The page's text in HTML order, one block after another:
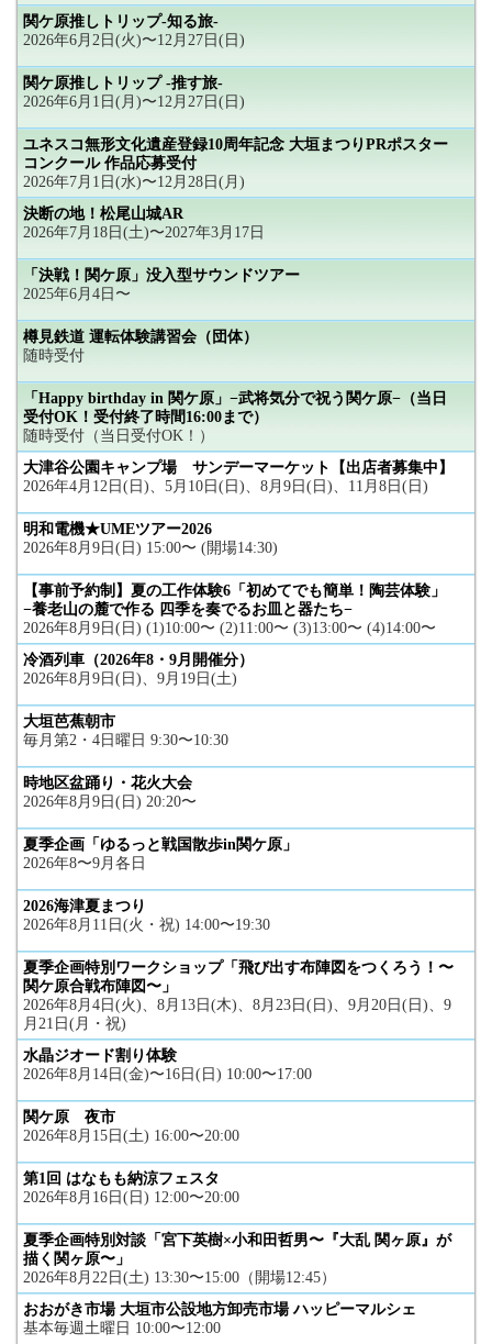
関ケ原推しトリップ-知る旅-
2026年6月2日(火)〜12月27日(日)
関ケ原推しトリップ -推す旅-
2026年6月1日(月)〜12月27日(日)
ユネスコ無形文化遺産登録10周年記念 大垣まつりPRポスター
コンクール 作品応募受付
2026年7月1日(水)〜12月28日(月)
決断の地！松尾山城AR
2026年7月18日(土)〜2027年3月17日
「決戦！関ケ原」没入型サウンドツアー
2025年6月4日〜
樽見鉄道 運転体験講習会（団体）
随時受付
「Happy birthday in 関ケ原」−武将気分で祝う関ケ原−（当日
受付OK！受付終了時間16:00まで）
随時受付（当日受付OK！）
大津谷公園キャンプ場 サンデーマーケット【出店者募集中】
2026年4月12日(日)、5月10日(日)、8月9日(日)、11月8日(日)
明和電機★UMEツアー2026
2026年8月9日(日) 15:00〜 (開場14:30)
【事前予約制】夏の工作体験6「初めてでも簡単！陶芸体験」
−養老山の麓で作る 四季を奏でるお皿と器たち−
2026年8月9日(日) (1)10:00〜 (2)11:00〜 (3)13:00〜 (4)14:00〜
冷酒列車（2026年8・9月開催分）
2026年8月9日(日)、9月19日(土)
大垣芭蕉朝市
毎月第2・4日曜日 9:30〜10:30
時地区盆踊り・花火大会
2026年8月9日(日) 20:20〜
夏季企画「ゆるっと戦国散歩in関ケ原」
2026年8〜9月各日
2026海津夏まつり
2026年8月11日(火・祝) 14:00〜19:30
夏季企画特別ワークショップ「飛び出す布陣図をつくろう！〜
関ケ原合戦布陣図〜」
2026年8月4日(火)、8月13日(木)、8月23日(日)、9月20日(日)、9
月21日(月・祝)
水晶ジオード割り体験
2026年8月14日(金)〜16日(日) 10:00〜17:00
関ケ原 夜市
2026年8月15日(土) 16:00〜20:00
第1回 はなもも納涼フェスタ
2026年8月16日(日) 12:00〜20:00
夏季企画特別対談「宮下英樹×小和田哲男〜『大乱 関ヶ原』が
描く関ヶ原〜」
2026年8月22日(土) 13:30〜15:00（開場12:45）
おおがき市場 大垣市公設地方卸売市場 ハッピーマルシェ
基本毎週土曜日 10:00〜12:00